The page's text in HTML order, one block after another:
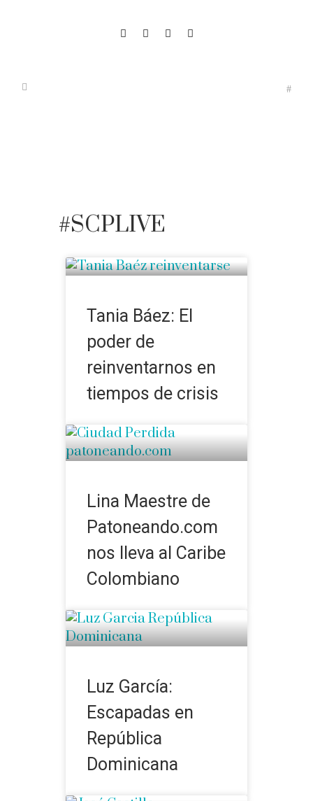
#SCPLIVE
Tania Báez: El
poder de
reinventarnos en
tiempos de crisis
Lina Maestre de
Patoneando.com
nos lleva al Caribe
Colombiano
Luz García:
Escapadas en
República
Dominicana